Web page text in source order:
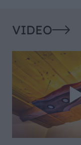
VIDEO